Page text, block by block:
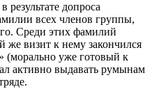
допроса
всех членов группы,
Среди этих фамилий
визит к нему закончился
(морально уже готовый к
активно выдавать румынам